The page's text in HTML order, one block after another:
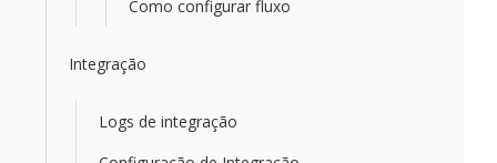
Como configurar fluxo
Integração
Logs de integração